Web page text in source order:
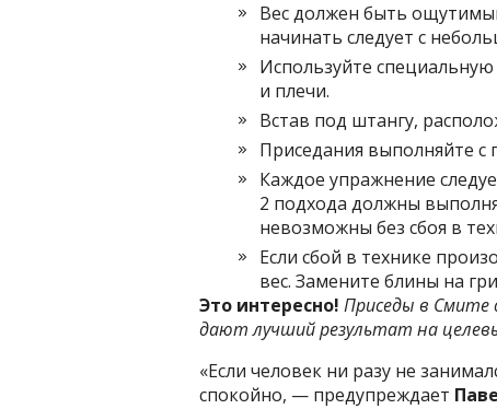
Вес должен быть
начинать следует с
Используйте
и плечи.
Встав под штангу,
Приседания выполняйте с
Каждое упражнение
2 подхода должны
невозможны без сбоя в
Если сбой в технике
вес. Замените блины на
Это интересно! Приседы в Смите
дают лучший результат на
«Если человек ни разу не
спокойно, — предупреждает